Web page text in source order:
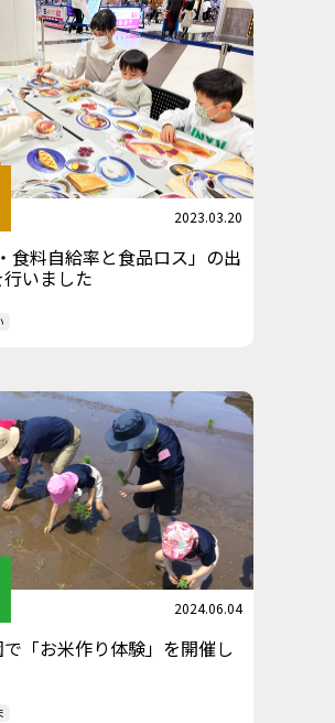
2023.03.20
・食料自給率と食品ロス」の出
いました
2024.06.04
「お米作り体験」を開催し